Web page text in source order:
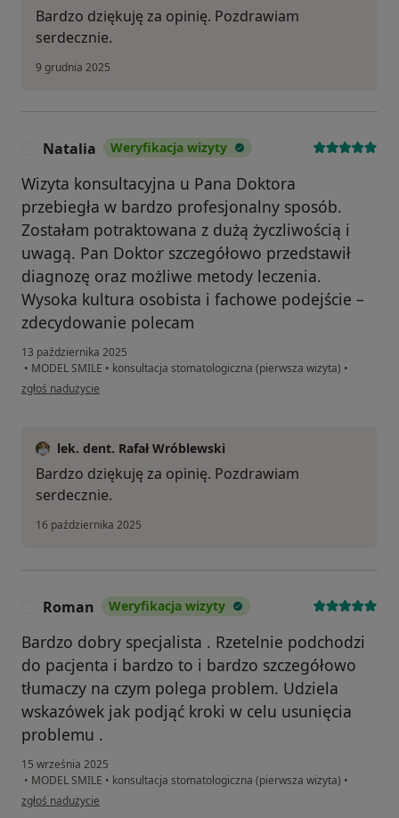
Bardzo dziękuję za opinię. Pozdrawiam
serdecznie.
9 grudnia 2025
Natalia Weryfikacja wizyty
Wizyta konsultacyjna u Pana Doktora
przebiegła w bardzo profesjonalny sposób.
Zostałam potraktowana z dużą życzliwością i
uwagą. Pan Doktor szczegółowo przedstawił
diagnozę oraz możliwe metody leczenia.
Wysoka kultura osobista i fachowe podejście –
zdecydowanie polecam
13 października 2025
• MODEL SMILE • konsultacja stomatologiczna (pierwsza wizyta) •
w opinii użytkownika Natalia
zgłoś nadużycie
lek. dent. Rafał Wróblewski
Bardzo dziękuję za opinię. Pozdrawiam
serdecznie.
16 października 2025
Roman Weryfikacja wizyty
Bardzo dobry specjalista . Rzetelnie podchodzi
do pacjenta i bardzo to i bardzo szczegółowo
tłumaczy na czym polega problem. Udziela
wskazówek jak podjąć kroki w celu usunięcia
problemu .
15 września 2025
• MODEL SMILE • konsultacja stomatologiczna (pierwsza wizyta) •
w opinii użytkownika Roman
zgłoś nadużycie